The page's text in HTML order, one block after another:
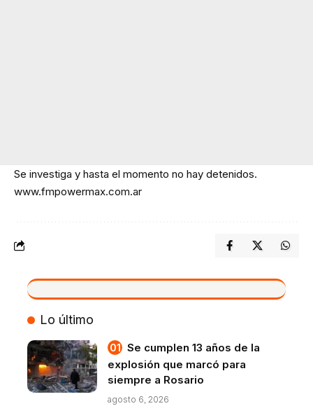
Se investiga y hasta el momento no hay detenidos.
www.fmpowermax.com.ar
VIVO
Lo último
Se cumplen 13 años de la
explosión que marcó para
siempre a Rosario
agosto 6, 2026